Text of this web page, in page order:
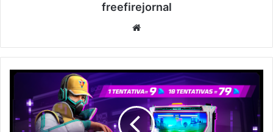
freefirejornal
TOKEN
CONFIRA
NOVA